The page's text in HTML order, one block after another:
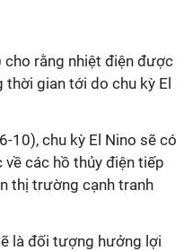
cho rằng nhiệt điện được
gian tới do chu kỳ El
10), chu kỳ El Nino sẽ có
các hồ thủy điện tiếp
thị trường cạnh tranh
là đối tượng hưởng lợi